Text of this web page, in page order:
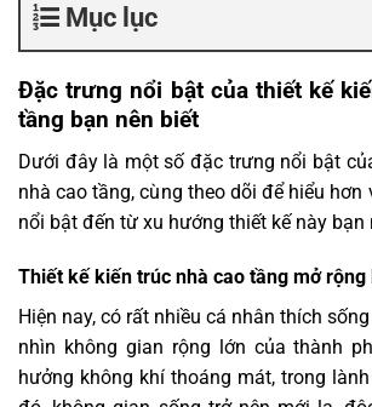
Mục lục
Đặc trưng nổi bật của thiết kế
tầng bạn nên biết
Dưới đây là một số đặc trưng nổi bật
nhà cao tầng, cùng theo dõi để hiểu hơn
nổi bật đến từ xu hướng thiết kế này bạn
Thiết kế kiến trúc nhà cao tầng mở
Hiện nay, có rất nhiều cá nhân thích
nhìn không gian rộng lớn của thành
hưởng không khí thoáng mát, trong